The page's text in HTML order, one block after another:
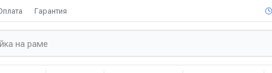
Гарантия